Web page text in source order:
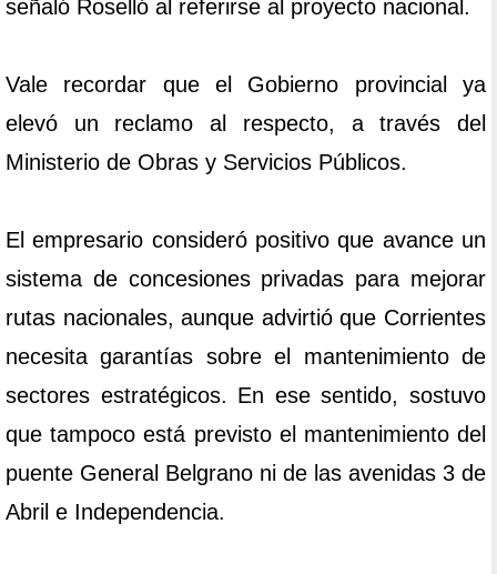
señaló Roselló al referirse al proyecto nacional.
Vale recordar que el Gobierno provincial ya
elevó un reclamo al respecto, a través del
Ministerio de Obras y Servicios Públicos.
El empresario consideró positivo que avance un
sistema de concesiones privadas para mejorar
rutas nacionales, aunque advirtió que Corrientes
necesita garantías sobre el mantenimiento de
sectores estratégicos. En ese sentido, sostuvo
que tampoco está previsto el mantenimiento del
puente General Belgrano ni de las avenidas 3 de
Abril e Independencia.